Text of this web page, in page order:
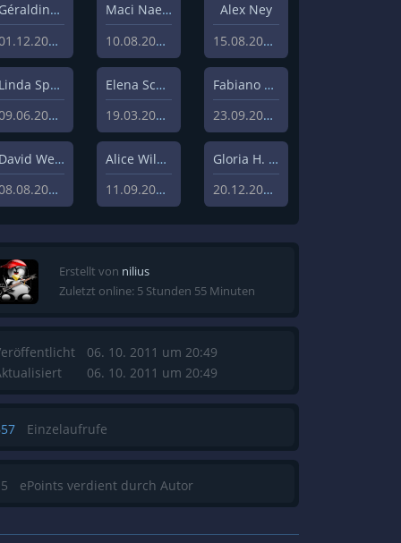
Géraldine Hohmann
01.12.2020
Maci Naeem Cheema
10.08.2020
Alex Ney
15.08.2019
Linda Sprenger
09.06.2019
Elena Schulz
19.03.2019
Fabiano Uslenghi
23.09.2019
David Weisz
08.08.2020
Alice Wilczynski
11.09.2020
Gloria H. Manderfeld
20.12.2019
Erstellt von nilius
Zuletzt online: 5 Stunden 55 Minuten
06. 10. 2011 um 20:49
06. 10. 2011 um 20:49
Einzelaufrufe
ePoints verdient durch Autor